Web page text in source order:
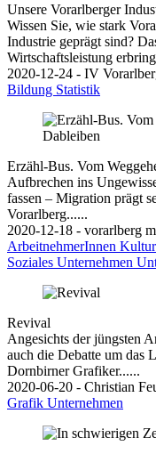
Unsere Vorarlberger
Wissen Sie, wie stark
Industrie geprägt sind?
Wirtschaftsleistung
2020-12-24 - IV
Bildung Statistik
Erzähl-Bus. Vom
Aufbrechen ins
fassen – Migration prägt
Vorarlberg......
2020-12-18 - vorarlberg
ArbeitnehmerInnen Kultur
Soziales Unternehmen
Revival
Angesichts der jüngsten
auch die Debatte um das
Dornbirner Grafiker......
2020-06-20 - Christian
Grafik Unternehmen